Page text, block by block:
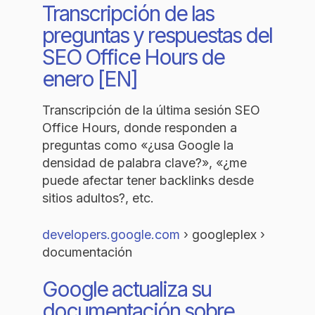
Transcripción de las
preguntas y respuestas del
SEO Office Hours de
enero [EN]
Transcripción de la última sesión SEO
Office Hours, donde responden a
preguntas como «¿usa Google la
densidad de palabra clave?», «¿me
puede afectar tener backlinks desde
sitios adultos?, etc.
developers.google.com › googleplex ›
documentación
Google actualiza su